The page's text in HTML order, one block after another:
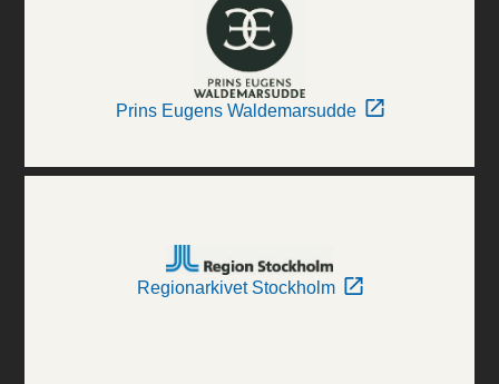
Prins Eugens Waldemarsudde
Regionarkivet Stockholm